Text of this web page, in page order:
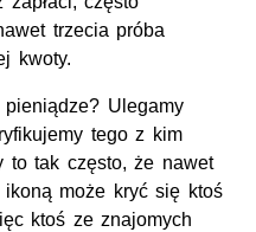
trzecia próba
kwoty.
pieniądze? Ulegamy
tego z kim
to tak często, że nawet
może kryć się ktoś
ktoś ze znajomych